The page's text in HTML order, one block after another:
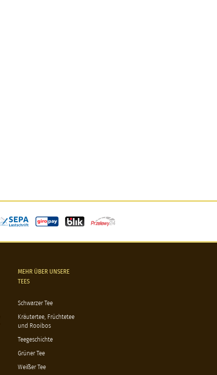
MEHR ÜBER UNSERE
TEES
Schwarzer Tee
Kräutertee, Früchtetee
und Rooibos
Teegeschichte
Grüner Tee
Weißer Tee